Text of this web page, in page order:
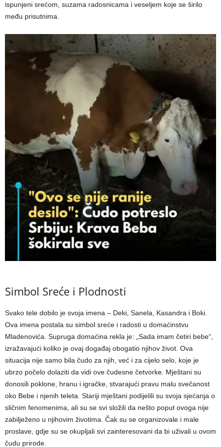
ispunjeni srećom, suzama radosnicama i veseljem koje se širilo
među prisutnima.
Simbol Sreće i Plodnosti
Svako tele dobilo je svoja imena – Deki, Sanela, Kasandra i Boki.
Ova imena postala su simbol sreće i radosti u domaćinstvu
Mladenovića. Supruga domaćina rekla je: „Sada imam četiri bebe“,
izražavajući koliko je ovaj događaj obogatio njihov život. Ova
situacija nije samo bila čudo za njih, već i za cijelo selo, koje je
ubrzo počelo dolaziti da vidi ove čudesne četvorke. Mještani su
donosili poklone, hranu i igračke, stvarajući pravu malu svečanost
oko Bebe i njenih teleta. Stariji mještani podijelili su svoja sjećanja o
sličnim fenomenima, ali su se svi složili da nešto poput ovoga nije
zabilježeno u njihovim životima. Čak su se organizovale i male
proslave, gdje su se okupljali svi zainteresovani da bi uživali u ovom
čudu prirode.